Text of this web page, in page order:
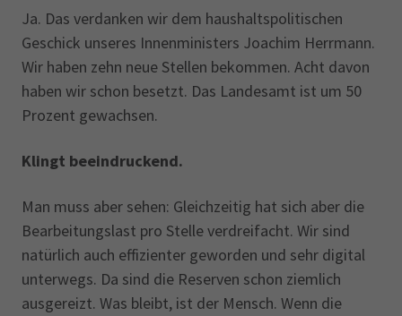
Ja. Das verdanken wir dem haushaltspolitischen
Geschick unseres Innenministers Joachim Herrmann.
Wir haben zehn neue Stellen bekommen. Acht davon
haben wir schon besetzt. Das Landesamt ist um 50
Prozent gewachsen.
Klingt beeindruckend.
Man muss aber sehen: Gleichzeitig hat sich aber die
Bearbeitungslast pro Stelle verdreifacht. Wir sind
natürlich auch effizienter geworden und sehr digital
unterwegs. Da sind die Reserven schon ziemlich
ausgereizt. Was bleibt, ist der Mensch. Wenn die